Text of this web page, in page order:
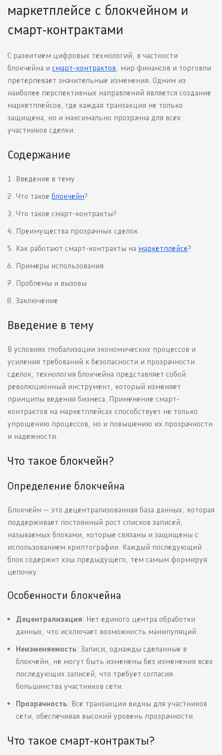
маркетплейсе с блокчейном и
смарт-контрактами
С развитием цифровых технологий, в частности
блокчейна и смарт-контрактов, мир финансов и торговли
претерпевает значительные изменения. Одним из
наиболее перспективных направлений является создание
маркетплейсов, где каждая транзакция не только
защищена, но и максимально прозрачна для всех
участников сделки.
Содержание
Введение в тему
Что такое блокчейн?
Что такое смарт-контракты?
Преимущества прозрачных сделок
Как работают смарт-контракты на маркетплейсе?
Примеры использования
Проблемы и вызовы
Заключение
Введение в тему
В условиях глобализации экономических процессов и
усиления требований к безопасности и прозрачности
сделок, технология блокчейна представляет собой
революционный инструмент, который изменяет
принципы ведения бизнеса. Применение смарт-
контрактов на маркетплейсах способствует не только
упрощению процессов, но и повышению их прозрачности
и надежности.
Что такое блокчейн?
Определение блокчейна
Блокчейн — это децентрализованная база данных, которая
поддерживает постоянный рост списков записей,
называемых блоками, которые связаны и защищены с
использованием криптографии. Каждый последующий
блок содержит хэш предыдущего, тем самым формируя
цепочку.
Особенности блокчейна
Децентрализация: Нет единого центра обработки
данных, что исключает возможность манипуляций.
Неизменяемость: Записи, однажды сделанные в
блокчейн, не могут быть изменены без изменения всех
последующих записей, что требует согласия
большинства участников сети.
Прозрачность: Все транзакции видны для участников
сети, обеспечивая высокий уровень прозрачности.
Что такое смарт-контракты?